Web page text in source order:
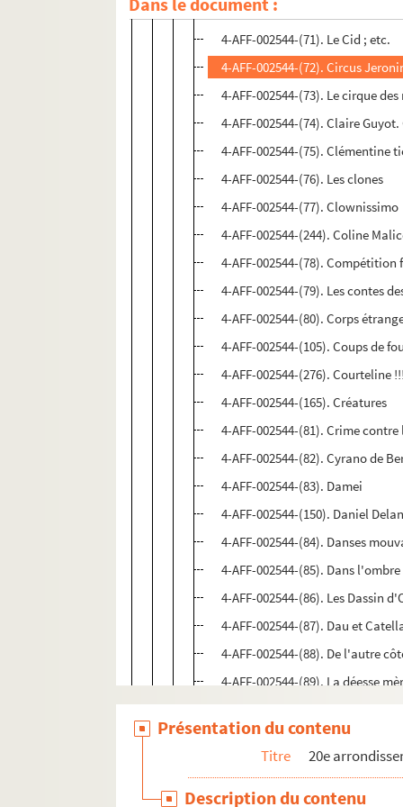
4-AFF-002544-(70). Chutiste
4-AFF-002544-(71). Le Cid ; etc.
4-AFF-002544-(72). Circus
4-AFF-002544-(73). Le cirque
4-AFF-002544-(74). Claire
4-AFF-002544-(75). Clémentine
4-AFF-002544-(76). Les clones
4-AFF-002544-(77). Clownissimo
4-AFF-002544-(244). Coline
4-AFF-002544-(78).
4-AFF-002544-(79). Les contes
4-AFF-002544-(80). Corps
4-AFF-002544-(105). Coups de
4-AFF-002544-(276). Courteline
4-AFF-002544-(165). Créatures
4-AFF-002544-(81). Crime
4-AFF-002544-(82). Cyrano de
4-AFF-002544-(83). Damei
4-AFF-002544-(150). Daniel
4-AFF-002544-(84). Danses
4-AFF-002544-(85). Dans
4-AFF-002544-(86). Les Dassin
4-AFF-002544-(87). Dau et
4-AFF-002544-(88). De l'autre
4-AFF-002544-(89). La déesse
4-AFF-002544-(91). Los demonios
4-AFF-002544-(92). Depwofondis
4-AFF-002544-(93). La dernière
Présentation du contenu
Titre 20e
Description du contenu